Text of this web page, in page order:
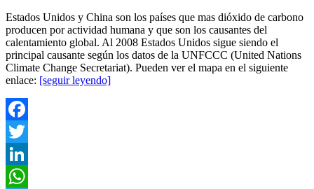
Estados Unidos y China son los países que mas dióxido de carbono
producen por actividad humana y que son los causantes del
calentamiento global. Al 2008 Estados Unidos sigue siendo el
principal causante según los datos de la UNFCCC (United Nations
Climate Change Secretariat). Pueden ver el mapa en el siguiente
enlace: [seguir leyendo]
Facebook
Twitter
LinkedIn